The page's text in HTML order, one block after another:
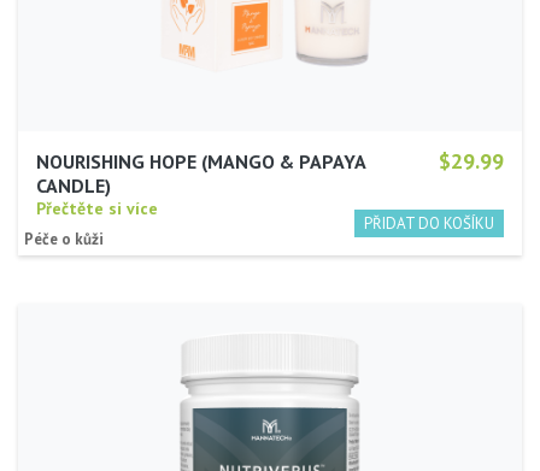
$29.99
NOURISHING HOPE (MANGO & PAPAYA
CANDLE)
Přečtěte si více
Péče o kůži